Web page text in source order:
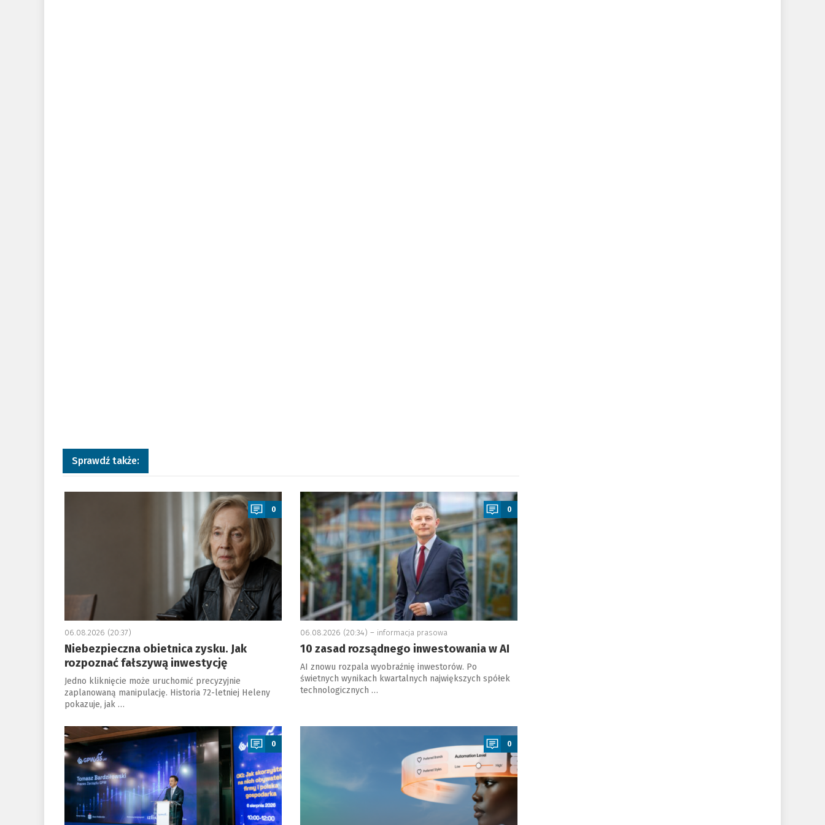
Sprawdź także:
a
0
06.08.2026 (20:37)
Niebezpieczna obietnica zysku. Jak
rozpoznać fałszywą inwestycję
Jedno kliknięcie może uruchomić precyzyjnie
zaplanowaną manipulację. Historia 72-letniej Heleny
pokazuje, jak …
a
0
06.08.2026 (20:34) – informacja prasowa
10 zasad rozsądnego inwestowania w AI
AI znowu rozpala wyobraźnię inwestorów. Po
świetnych wynikach kwartalnych największych spółek
technologicznych …
a
0
a
0